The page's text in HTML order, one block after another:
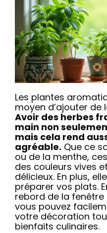
Les plantes
moyen d’ajouter de
Avoir des herbes
main non
mais cela rend
agréable. Que ce
ou de la menthe,
des couleurs vives
délicieux. En plus,
préparer vos plats.
rebord de la
vous pouvez
votre décoration
bienfaits culinaires.